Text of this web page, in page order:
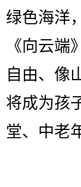
绿色海洋
《向云
自由、像
将成为孩
堂、中老